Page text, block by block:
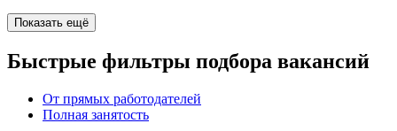
Показать ещё
Быстрые фильтры подбора вакансий
От прямых работодателей
Полная занятость